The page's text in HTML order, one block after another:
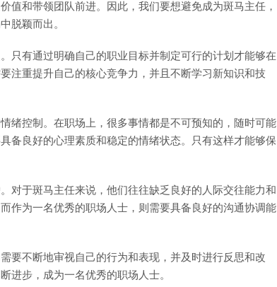
值和带领团队前进。因此，我们要想避免成为斑马主任，
脱颖而出。
只有通过明确自己的职业目标并制定可行的计划才能够在
注重提升自己的核心竞争力，并且不断学习新知识和技
绪控制。在职场上，很多事情都是不可预知的，随时可能
备良好的心理素质和稳定的情绪状态。只有这样才能够保
对于斑马主任来说，他们往往缺乏良好的人际交往能力和
作为一名优秀的职场人士，则需要具备良好的沟通协调能
要不断地审视自己的行为和表现，并及时进行反思和改
进步，成为一名优秀的职场人士。